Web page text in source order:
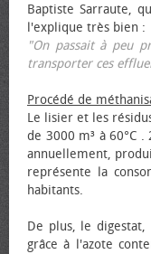
Baptiste Sarraute,
l'explique très bien :
"On passait à peu
transporter ces
Procédé de
Le lisier et les
de 3000 m³ à 60°C
annuellement,
représente la
habitants.
De plus, le digestat,
grâce à l'azote